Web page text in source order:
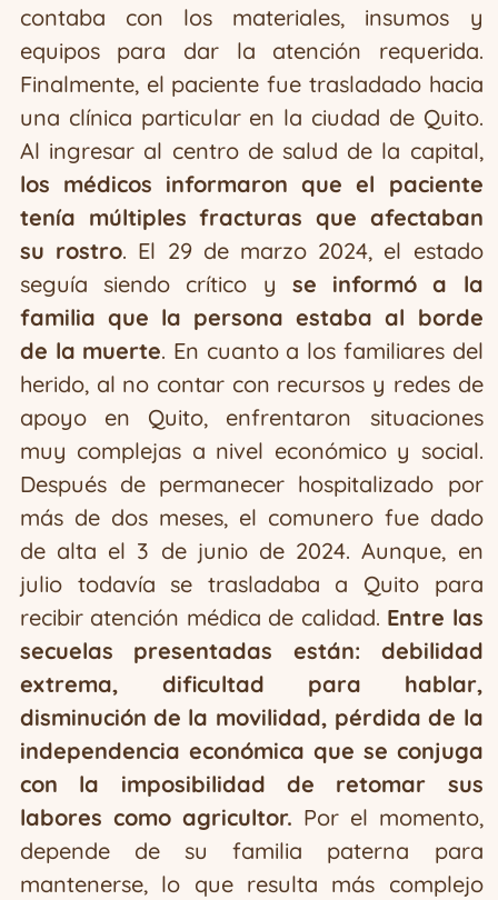
contaba con los materiales, insumos y
equipos para dar la atención requerida.
Finalmente, el paciente fue trasladado hacia
una clínica particular en la ciudad de Quito.
Al ingresar al centro de salud de la capital,
los médicos informaron que el paciente
tenía múltiples fracturas que afectaban
su rostro. El 29 de marzo 2024, el estado
seguía siendo crítico y se informó a la
familia que la persona estaba al borde
de la muerte. En cuanto a los familiares del
herido, al no contar con recursos y redes de
apoyo en Quito, enfrentaron situaciones
muy complejas a nivel económico y social.
Después de permanecer hospitalizado por
más de dos meses, el comunero fue dado
de alta el 3 de junio de 2024. Aunque, en
julio todavía se trasladaba a Quito para
recibir atención médica de calidad. Entre las
secuelas presentadas están: debilidad
extrema, dificultad para hablar,
disminución de la movilidad, pérdida de la
independencia económica que se conjuga
con la imposibilidad de retomar sus
labores como agricultor. Por el momento,
depende de su familia paterna para
mantenerse, lo que resulta más complejo